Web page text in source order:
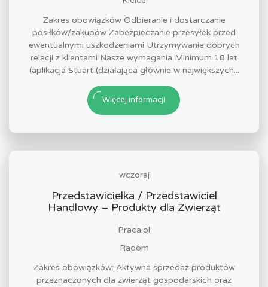
Zakres obowiązków Odbieranie i dostarczanie
posiłków/zakupów Zabezpieczanie przesyłek przed
ewentualnymi uszkodzeniami Utrzymywanie dobrych
relacji z klientami Nasze wymagania Minimum 18 lat
(aplikacja Stuart (działająca głównie w największych...
Więcej informacji
wczoraj
Przedstawicielka / Przedstawiciel
Handlowy – Produkty dla Zwierząt
Praca.pl
Radom
Zakres obowiązków: Aktywna sprzedaż produktów
przeznaczonych dla zwierząt gospodarskich oraz